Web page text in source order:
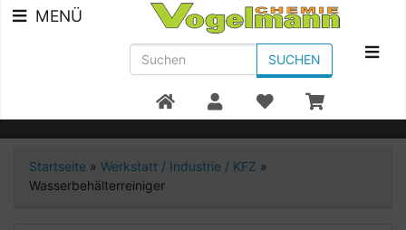
Beratung +49 7951/91300
MENÜ
SUCHEN
Startseite » Werkstatt / Industrie / KFZ »
Wasserbehälterreiniger